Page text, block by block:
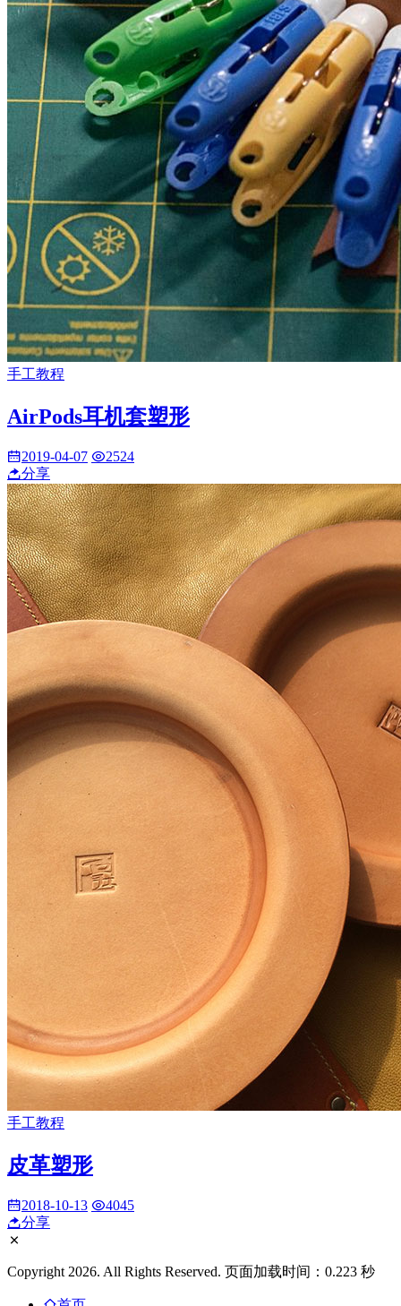
手工教程
AirPods耳机套塑形
2019-04-07
2524
分享
手工教程
皮革塑形
2018-10-13
4045
分享
Copyright 2026. All Rights Reserved. 页面加载时间：0.223 秒